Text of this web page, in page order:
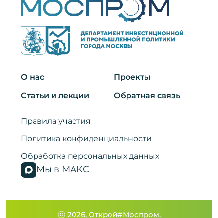
О нас
Проекты
Статьи и лекции
Обратная связь
Правила участия
Политика конфиденциальности
Обработка персональных данных
Мы в МАКС
ⓒ 2026, Открой#Моспром.